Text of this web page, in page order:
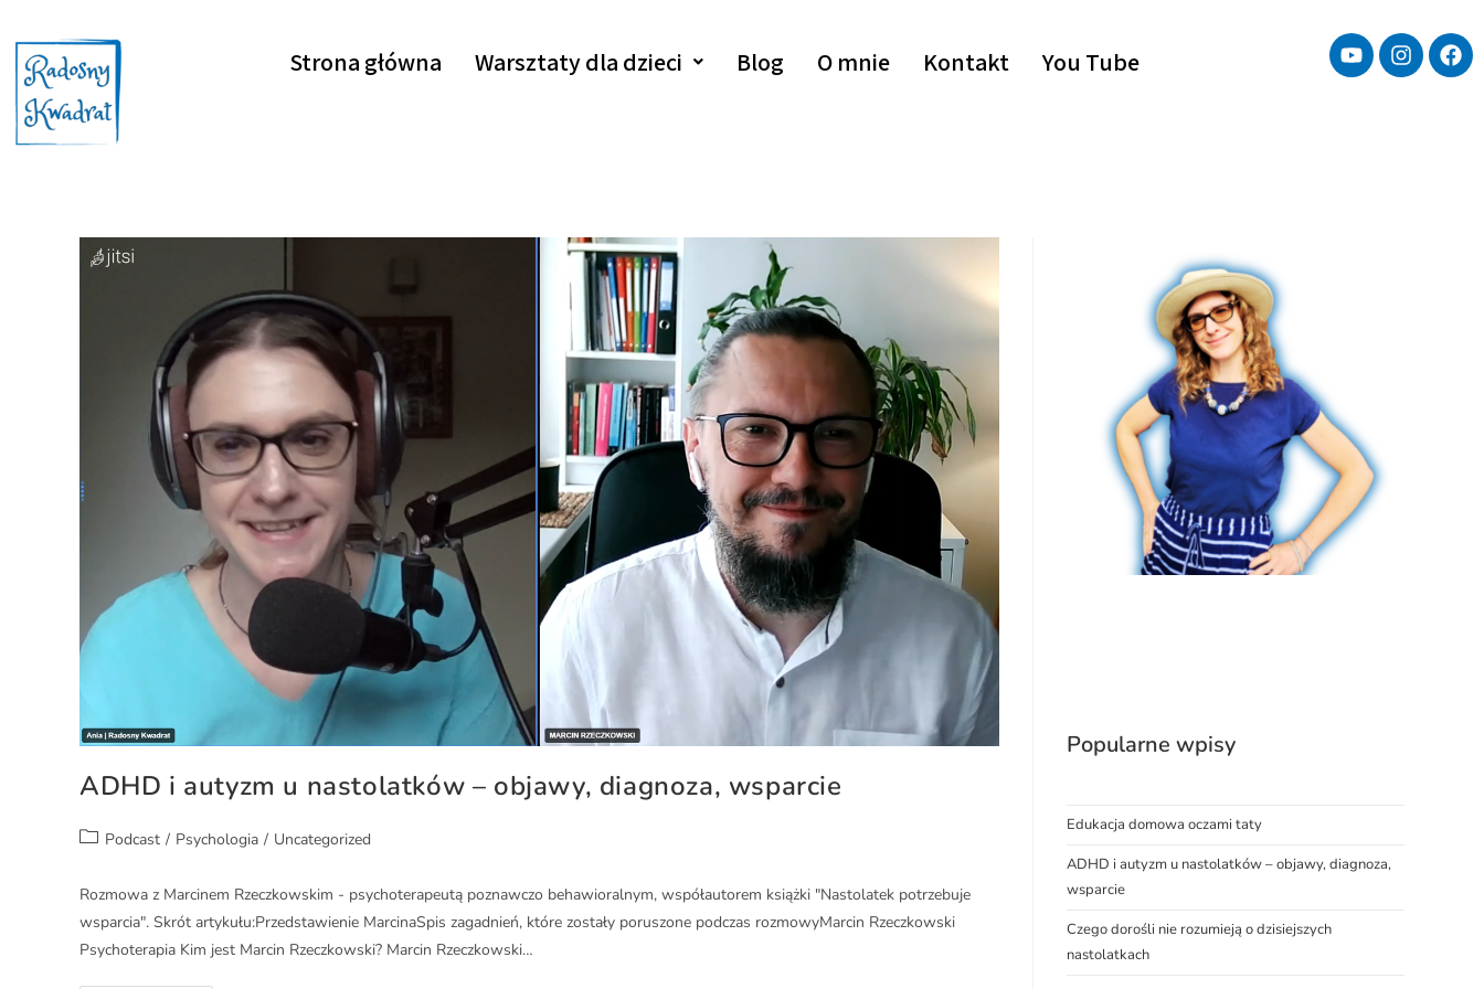
Strona główna Warsztaty dla dzieci Blog O mnie Kontakt You Tube
ADHD i autyzm u nastolatków – objawy, diagnoza, wsparcie
Podcast / Psychologia / Uncategorized
Rozmowa z Marcinem Rzeczkowskim - psychoterapeutą poznawczo behawioralnym, współautorem książki "Nastolatek potrzebuje
wsparcia". Skrót artykułu:Przedstawienie MarcinaSpis zagadnień, które zostały poruszone podczas rozmowyMarcin Rzeczkowski
Psychoterapia Kim jest Marcin Rzeczkowski? Marcin Rzeczkowski…
Popularne wpisy
Edukacja domowa oczami taty
ADHD i autyzm u nastolatków – objawy, diagnoza,
wsparcie
Czego dorośli nie rozumieją o dzisiejszych
nastolatkach